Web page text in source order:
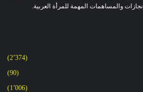
والمساهمات المهمة للمرأة العربية.
(2٬374)
(90)
(1٬006)